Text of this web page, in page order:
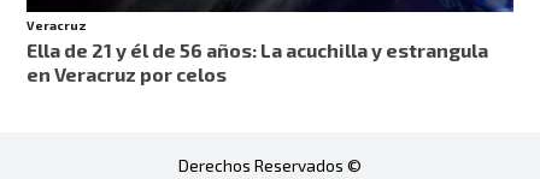
Veracruz
Ella de 21 y él de 56 años: La acuchilla y estrangula
en Veracruz por celos
Derechos Reservados ©